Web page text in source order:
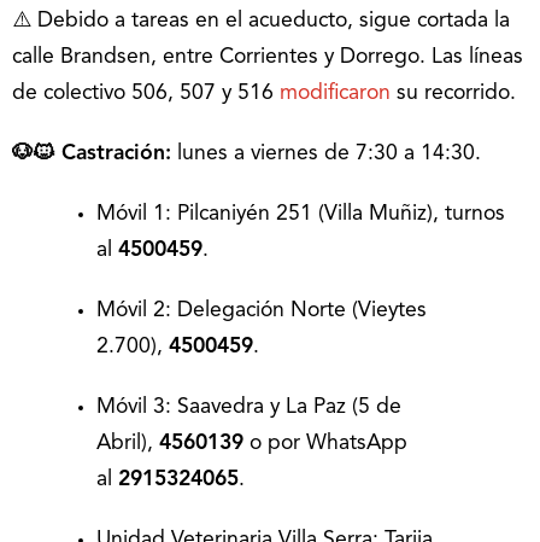
⚠️ Debido a tareas en el acueducto, sigue cortada la
calle Brandsen, entre Corrientes y Dorrego. Las líneas
de colectivo 506, 507 y 516 modificaron su recorrido.
🐶🐱 Castración: lunes a viernes de 7:30 a 14:30.
Móvil 1: Pilcaniyén 251 (Villa Muñiz), turnos
al 4500459.
Móvil 2: Delegación Norte (Vieytes
2.700), 4500459.
Móvil 3: Saavedra y La Paz (5 de
Abril), 4560139 o por WhatsApp
al 2915324065.